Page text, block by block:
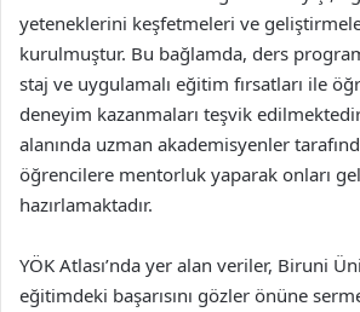
yeteneklerini keşfetmeleri ve
kurulmuştur. Bu bağlamda, ders
staj ve uygulamalı eğitim fırsatları ile
deneyim kazanmaları teşvik
alanında uzman akademisyenler
öğrencilere mentorluk yaparak onları
hazırlamaktadır.
YÖK Atlası’nda yer alan veriler, Biruni
eğitimdeki başarısını gözler önüne